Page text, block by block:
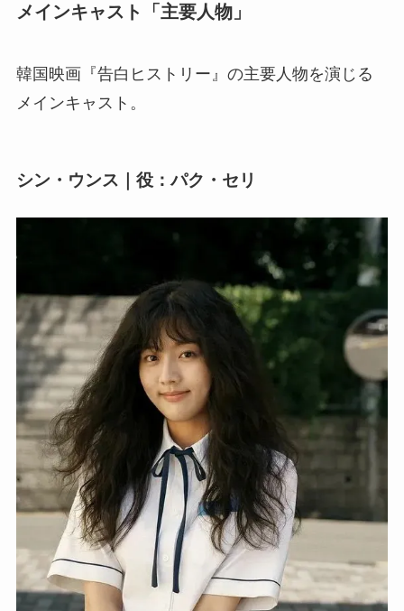
メインキャスト「主要人物」
韓国映画『告白ヒストリー』の主要人物を演じる
メインキャスト。
シン・ウンス｜役：パク・セリ